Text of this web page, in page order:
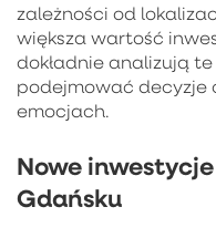
zależności od
większa wartość
dokładnie analizują
podejmować decyzje
emocjach.
Nowe
Gdańsku